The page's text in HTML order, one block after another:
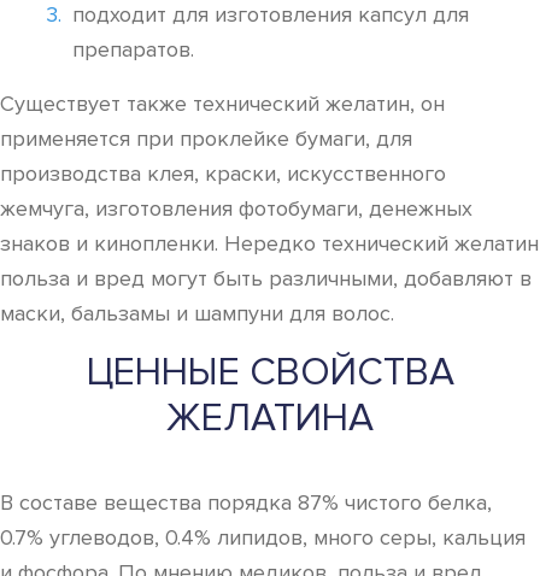
подходит для изготовления капсул для
препаратов.
Существует также технический желатин, он
применяется при проклейке бумаги, для
производства клея, краски, искусственного
жемчуга, изготовления фотобумаги, денежных
знаков и кинопленки. Нередко технический желатин
польза и вред могут быть различными, добавляют в
маски, бальзамы и шампуни для волос.
ЦЕННЫЕ СВОЙСТВА
ЖЕЛАТИНА
В составе вещества порядка 87% чистого белка,
0.7% углеводов, 0.4% липидов, много серы, кальция